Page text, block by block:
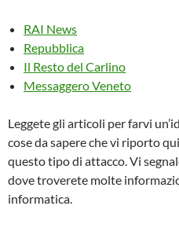
RAI News
Repubblica
Il Resto del Carlino
Messaggero Veneto
Leggete gli articoli per farvi
cose da sapere che vi riporto
questo tipo di attacco. Vi
dove troverete molte
informatica.